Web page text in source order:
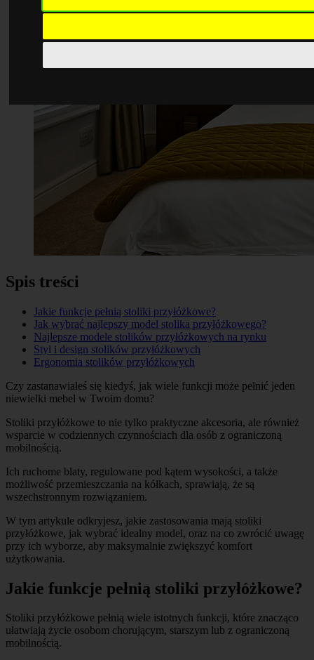
Spis treści
Jakie funkcje pełnią stoliki przyłóżkowe?
Jak wybrać najlepszy model stolika przyłóżkowego?
Najlepsze modele stolików przyłóżkowych na rynku
Styl i design stolików przyłóżkowych
Ergonomia stolików przyłóżkowych
Czy zastanawiałeś się kiedyś, jak wiele funkcji może pełnić jeden
niewielki mebel w Twoim domu?
Stoliki przyłóżkowe to nie tylko praktyczne akcesoria, ale również
wsparcie w codziennych czynnościach dla osób z ograniczoną
mobilnością.
Ich ruchome blaty, regulowane pod kątem wysokości, a także
możliwość przemieszczania na kółkach, sprawiają, że są
wszechstronnym rozwiązaniem.
W tym artykule odkryjesz, jakie zastosowania mają stoliki
przyłóżkowe, jak wybrać idealny model, oraz na co zwrócić uwagę
przy ich wyborze, aby maksymalnie zwiększyć komfort
użytkowania.
Jakie funkcje pełnią stoliki przyłóżkowe?
Stoliki przyłóżkowe pełnią wiele istotnych funkcji, które znacząco
ułatwiają życie osobom chorującym, starszym lub z ograniczoną
mobilnością.